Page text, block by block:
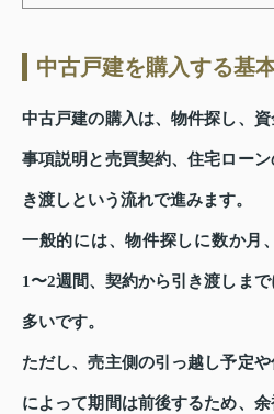
中古戸建を購入する基
中古戸建の購入は、物件探し、
事項説明と売買契約、住宅ローン
き渡しという流れで進みます。
一般的には、物件探しに数か月
1〜2週間、契約から引き渡しま
多いです。
ただし、売主側の引っ越し予定
によって期間は前後するため、